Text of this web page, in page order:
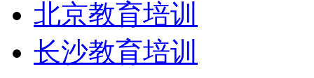
北京教育培训
长沙教育培训